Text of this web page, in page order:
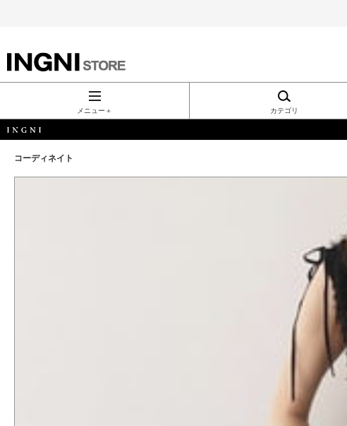
INGNI（イン
グ）公式通
販｜INGNI
STORE
メニュー＋ カテゴリ
コーディネイト